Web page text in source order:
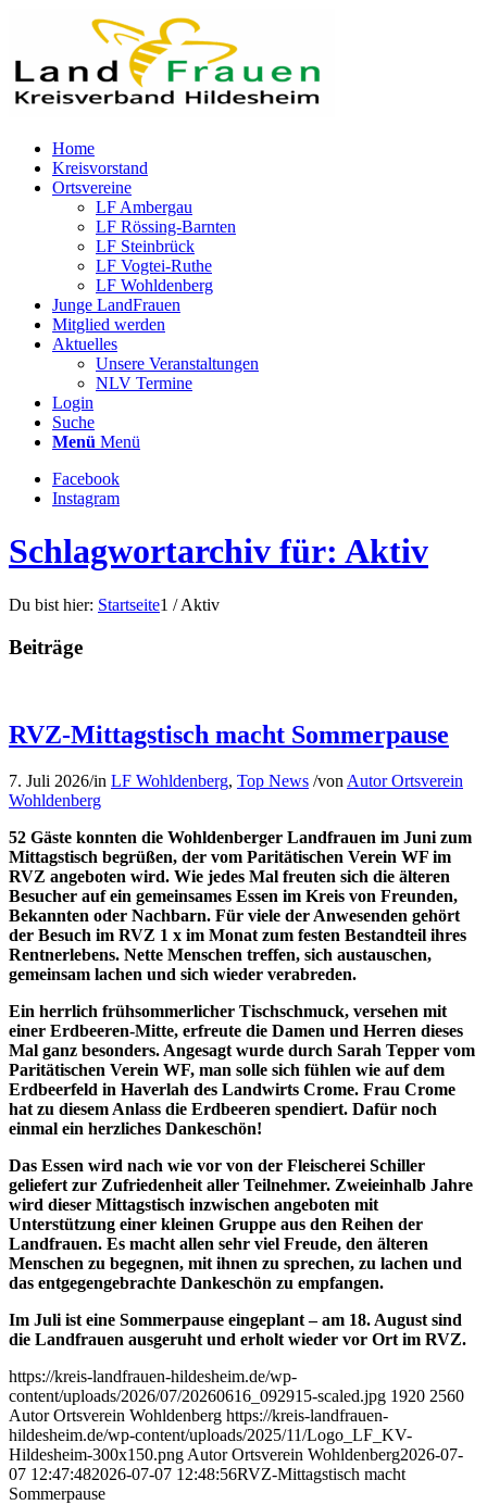
Home
Kreisvorstand
Ortsvereine
LF Ambergau
LF Rössing-Barnten
LF Steinbrück
LF Vogtei-Ruthe
LF Wohldenberg
Junge LandFrauen
Mitglied werden
Aktuelles
Unsere Veranstaltungen
NLV Termine
Login
Suche
Menü Menü
Facebook
Instagram
Schlagwortarchiv für: Aktiv
Du bist hier: Startseite1 / Aktiv
Beiträge
RVZ-Mittagstisch macht Sommerpause
7. Juli 2026/in LF Wohldenberg, Top News /von Autor Ortsverein
Wohldenberg
52 Gäste konnten die Wohldenberger Landfrauen im Juni zum
Mittagstisch begrüßen, der vom Paritätischen Verein WF im
RVZ angeboten wird. Wie jedes Mal freuten sich die älteren
Besucher auf ein gemeinsames Essen im Kreis von Freunden,
Bekannten oder Nachbarn. Für viele der Anwesenden gehört
der Besuch im RVZ 1 x im Monat zum festen Bestandteil ihres
Rentnerlebens. Nette Menschen treffen, sich austauschen,
gemeinsam lachen und sich wieder verabreden.
Ein herrlich frühsommerlicher Tischschmuck, versehen mit
einer Erdbeeren-Mitte, erfreute die Damen und Herren dieses
Mal ganz besonders. Angesagt wurde durch Sarah Tepper vom
Paritätischen Verein WF, man solle sich fühlen wie auf dem
Erdbeerfeld in Haverlah des Landwirts Crome. Frau Crome
hat zu diesem Anlass die Erdbeeren spendiert. Dafür noch
einmal ein herzliches Dankeschön!
Das Essen wird nach wie vor von der Fleischerei Schiller
geliefert zur Zufriedenheit aller Teilnehmer. Zweieinhalb Jahre
wird dieser Mittagstisch inzwischen angeboten mit
Unterstützung einer kleinen Gruppe aus den Reihen der
Landfrauen. Es macht allen sehr viel Freude, den älteren
Menschen zu begegnen, mit ihnen zu sprechen, zu lachen und
das entgegengebrachte Dankeschön zu empfangen.
Im Juli ist eine Sommerpause eingeplant – am 18. August sind
die Landfrauen ausgeruht und erholt wieder vor Ort im RVZ.
https://kreis-landfrauen-hildesheim.de/wp-
content/uploads/2026/07/20260616_092915-scaled.jpg 1920 2560
Autor Ortsverein Wohldenberg https://kreis-landfrauen-
hildesheim.de/wp-content/uploads/2025/11/Logo_LF_KV-
Hildesheim-300x150.png Autor Ortsverein Wohldenberg2026-07-
07 12:47:482026-07-07 12:48:56RVZ-Mittagstisch macht
Sommerpause